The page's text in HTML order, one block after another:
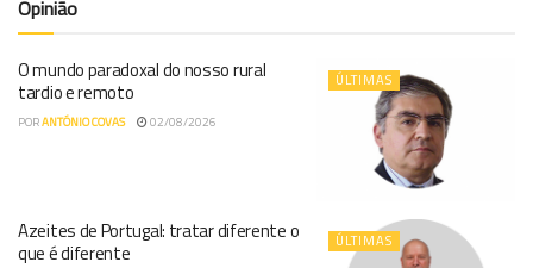
Opinião
ÚLTIMAS
O mundo paradoxal do nosso rural
tardio e remoto
PORANTÓNIO COVAS 02/08/2026
ÚLTIMAS
Azeites de Portugal: tratar diferente o
que é diferente